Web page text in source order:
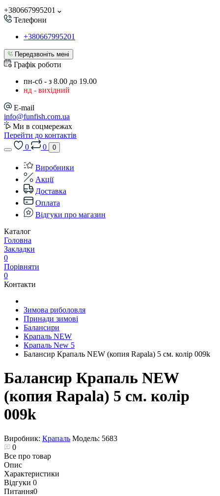
+380667995201
Телефони
+380667995201
Передзвоніть мені
Графік роботи
пн-сб - з 8.00 до 19.00
нд - вихідний
E-mail
info@funfish.com.ua
Ми в соцмережах
Перейти до контактів
0
0 0
Виробники
Акції
Доставка
Оплата
Відгуки про магазин
Каталог
Головна
Закладки
0
Порівняти
0
Контакти
Зимова риболовля
Принади зимові
Балансири
Крапаль NEW
Крапаль New 5
Балансир Крапаль NEW (копия Rapala) 5 см. колір 009k
Балансир Крапаль NEW
(копия Rapala) 5 см. колір
009k
Виробник: Крапаль Модель: 5683
0
Все про товар
Опис
Характеристики
Відгуки 0
Питання0